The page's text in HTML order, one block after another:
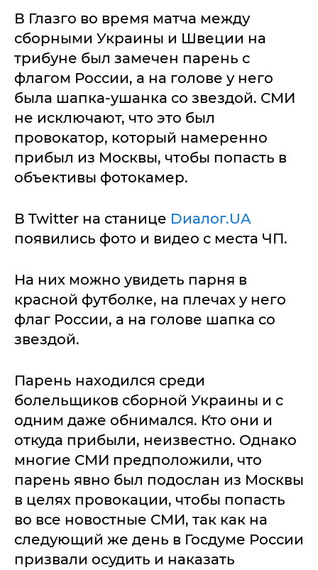
В Глазго во время матча между
сборными Украины и Швеции на
трибуне был замечен парень с
флагом России, а на голове у него
была шапка-ушанка со звездой. СМИ
не исключают, что это был
провокатор, который намеренно
прибыл из Москвы, чтобы попасть в
объективы фотокамер.
В Twitter на станице Dиалог.UA
появились фото и видео с места ЧП.
На них можно увидеть парня в
красной футболке, на плечах у него
флаг России, а на голове шапка со
звездой.
Парень находился среди
болельщиков сборной Украины и с
одним даже обнимался. Кто они и
откуда прибыли, неизвестно. Однако
многие СМИ предположили, что
парень явно был подослан из Москвы
в целях провокации, чтобы попасть
во все новостные СМИ, так как на
следующий же день в Госдуме России
призвали осудить и наказать